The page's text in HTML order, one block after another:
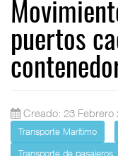
puertos
Creado: 23 Febrero
Transporte Marítimo
Transporte de pasajeros